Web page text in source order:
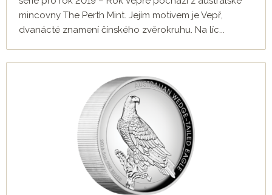
mincovny The Perth Mint. Jejím motivem je Vepř,
dvanácté znamení čínského zvěrokruhu. Na líc...